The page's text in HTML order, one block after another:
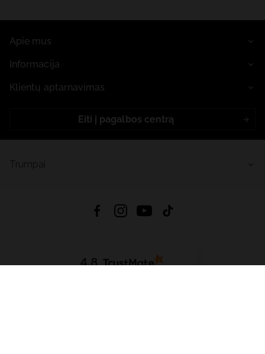
Apie mus
Informacija
Klientų aptarnavimas
Eiti į pagalbos centrą
4.8